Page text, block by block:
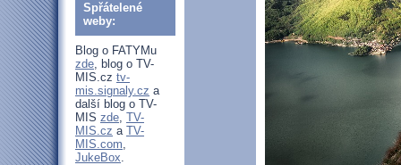
Spřátelené
weby:
Blog o FATYMu
zde, blog o TV-
MIS.cz tv-
mis.signaly.cz a
další blog o TV-
MIS zde, TV-
MIS.cz a TV-
MIS.com,
JukeBox.